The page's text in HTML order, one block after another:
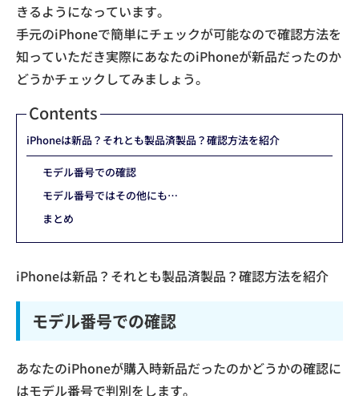
きるようになっています。
手元のiPhoneで簡単にチェックが可能なので確認方法を
知っていただき実際にあなたのiPhoneが新品だったのか
どうかチェックしてみましょう。
Contents
iPhoneは新品？それとも製品済製品？確認方法を紹介
モデル番号での確認
モデル番号ではその他にも…
まとめ
iPhoneは新品？それとも製品済製品？確認方法を紹介
モデル番号での確認
あなたのiPhoneが購入時新品だったのかどうかの確認に
はモデル番号で判別をします。